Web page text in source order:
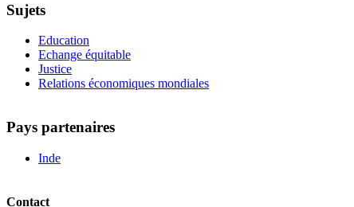
Sujets
Education
Echange équitable
Justice
Relations économiques mondiales
Pays partenaires
Inde
Contact